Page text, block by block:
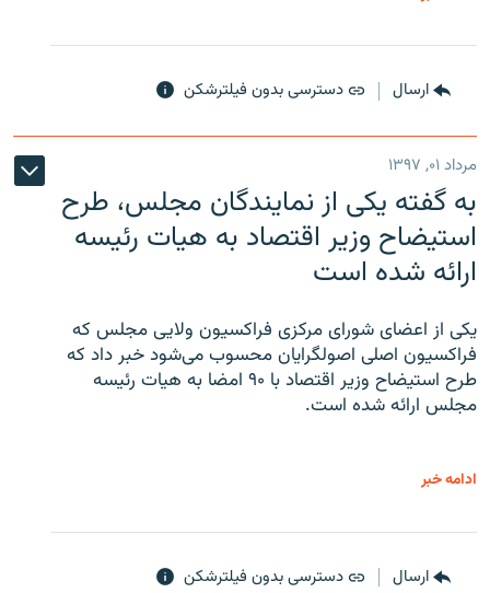
ارسال دسترسی بدون فیلترشکن
مرداد ۰۱, ۱۳۹۷
به گفته یکی از نمایندگان مجلس، طرح
استیضاح وزیر اقتصاد به هیات رئیسه
ارائه شده است
یکی از اعضای شورای مرکزی فراکسیون ولایی مجلس که
فراکسیون اصلی اصولگرایان محسوب می‌شود خبر داد که
طرح استیضاح وزیر اقتصاد با ۹۰ امضا به هیات رئیسه
مجلس ارائه شده است.
ادامه خبر
ارسال دسترسی بدون فیلترشکن